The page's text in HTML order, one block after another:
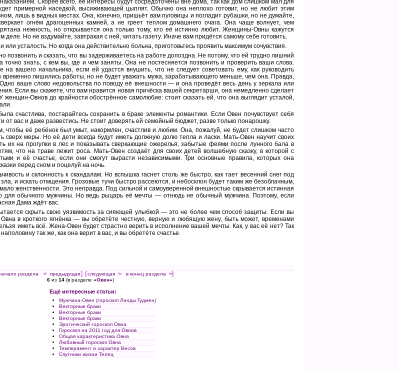
Скорее всего, её интересы будут сосредоточены вне дома, так как дом слишком мал для
примерной наседкой, высиживающей цыплят. Обычно она неплохо готовит, но не любит этим
лишь в видных местах. Она, конечно, пришьёт вам пуговицы и погладит рубашки, но не думайте,
огнём драгоценных камней, а не греет теплом домашнего очага. Она чаще волнует, чем
нежность, но открывается она только тому, кто её истинно любит. Женщины-Овны кажутся
Но не вздумайте, завтракая с ней, читать газету. Иначе вам придётся самому себе готовить.
усталость. Но когда она действительно больна, приготовьтесь проявить максимум сочувствия.
позвонить и сказать, что вы задерживаетесь на работе допоздна. Не потому, что ей трудно лишний
точно знать, с кем вы, где и чем заняты. Она не постесняется позвонить и проверить ваши слова.
вашего начальника, если ей удастся внушить, что не следует советовать ему, как руководить
лишились работы, но не будет уважать мужа, зарабатывающего меньше, чем она. Правда,
ваше слово недовольства по поводу её внешности — и она проведёт весь день у зеркала или
Если вы скажете, что вам нравится новая причёска вашей секретарши, она немедленно сделает
женщин-Овнов до крайности обострённое самолюбие: стоит сказать ей, что она выглядит усталой,
счастлива, постарайтесь сохранить в браке элементы романтики. Если Овен почувствует себя
от вас и даже развестись. Не стоит доверять ей семейный бюджет, разве только понарошку.
чтобы её ребёнок был умыт, накормлен, счастлив и любим. Она, пожалуй, не будет слишком часто
сверх меры. Но её дети всегда будут иметь должную долю тепла и ласки. Мать-Овен научит своих
их на прогулки в лес и показывать сверкающие ожерелья, забытые феями после лунного бала в
что на траве лежит роса. Мать-Овен создаёт для своих детей волшебную сказку, в которой с
и её счастье, если они смогут вырасти независимыми. Три основные правила, которых она
перед сном и поцелуй на ночь.
и склонность к скандалам. Но вспышка гаснет столь же быстро, как тает весенний снег под
и искать отмщения. Грозовые тучи быстро рассеются, и небосклон будет таким же безоблачным,
женственности. Это неправда. Под сильной и самоуверенной внешностью скрывается истинная
обычного мужчины. Но ведь рыцарь её мечты — отнюдь не обычный мужчина. Поэтому, если
Дама ждёт вас.
скрыть свою уязвимость за сияющей улыбкой — это не более чем способ защиты. Если вы
в кроткого ягнёнка — вы обретёте честную, верную и любящую жену, быть может, временами
иметь всё. Жена-Овен будет страстно верить в исполнение вашей мечты. Как, у вас её нет? Так
так же, как она верит в вас, и вы обретёте счастье.
раздела <- предыдущая] [ следующая -> в конец раздела ->]
6 из 14 (в разделе «Овен»)
Ещё интересные статьи:
Мужчина-Овен (гороскоп Линды Гудмен)
Векторные браки
Векторные браки
Векторные браки
Эротический гороскоп Овна
Гороскоп на 2011 год для Овнов
Общая характеристика Овна
Любовный гороскоп Овна
Темперамент и характер Весов
Спутники жизни Телец